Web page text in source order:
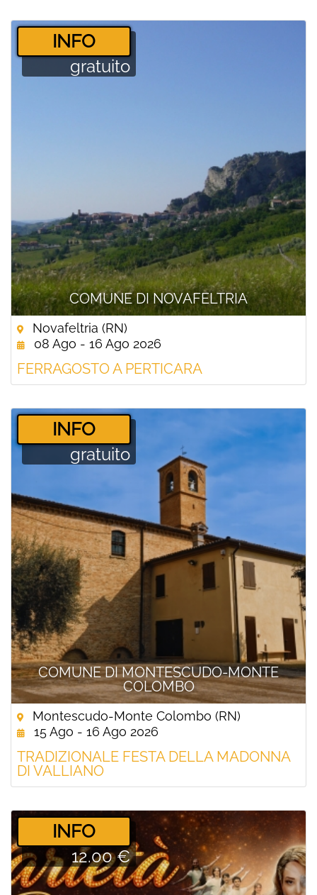
COMUNE DI NOVAFELTRIA
­INFO
gratuito
Novafeltria (RN)
08 Ago - 16 Ago 2026
FERRAGOSTO A PERTICARA
COMUNE DI MONTESCUDO-MONTE
COLOMBO
­INFO
gratuito
Montescudo-Monte Colombo (RN)
15 Ago - 16 Ago 2026
TRADIZIONALE FESTA DELLA MADONNA
DI VALLIANO
­INFO
12.00 €